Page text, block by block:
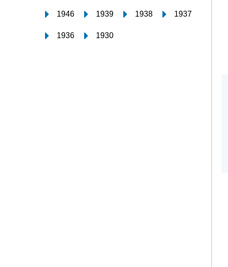
1946 1939 1938 1937
1936 1930